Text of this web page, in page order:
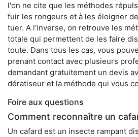
l'on ne cite que les méthodes
fuir les rongeurs et à les éloigner
tuer. A l'inverse, on retrouve les
totale qui permettent de les faire
toute. Dans tous les cas, vous
prenant contact avec plusieurs
demandant gratuitement un devis
dératiseur et la méthode qui vous
Foire aux questions
Comment reconnaître un
Un cafard est un insecte rampant